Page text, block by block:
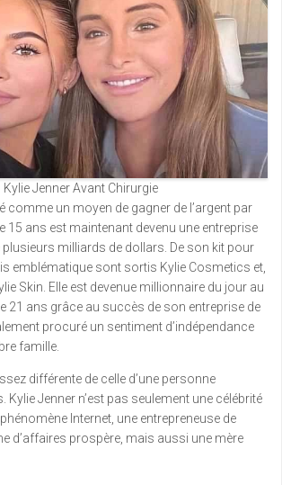
Kylie Jenner Avant Chirurgie
comme un moyen de gagner de l’argent par
15 ans est maintenant devenu une entreprise
milliards de dollars. De son kit pour
emblématique sont sortis Kylie Cosmetics et,
Skin. Elle est devenue millionnaire du jour au
21 ans grâce au succès de son entreprise de
procuré un sentiment d’indépendance
famille.
différente de celle d’une personne
Kylie Jenner n’est pas seulement une célébrité
Internet, une entrepreneuse de
d’affaires prospère, mais aussi une mère